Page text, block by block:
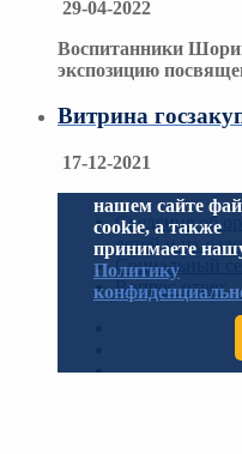
29-04-2022
Воспитанники
экспозицию
Витрина
17-12-2021